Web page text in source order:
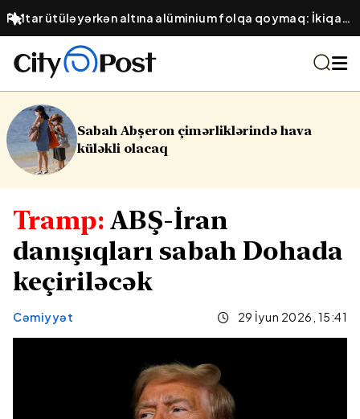
Paltar ütüləyərkən altına alüminium folqa qoymaq: İkiqat
sürətli ütüləmə üsulu
hava
16 yaşlı
Tramp: ABŞ-İran
danışıqları sabah Dohada
keçiriləcək
Cəmiyyət 29 İyun 2026, 15:41